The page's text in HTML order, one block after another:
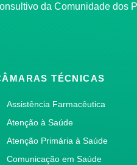
da Comunidade
TÉCNICAS
Assistência Farmacêutica
Atenção à Saúde
Atenção Primária à Saúde
Comunicação em Saúde